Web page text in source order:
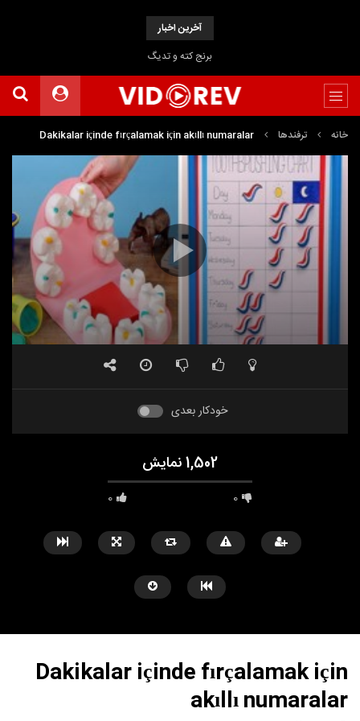
آخرین اخبار
برنج کته و تدیگ
خانه ترفندها Dakikalar içinde fırçalamak için akıllı numaralar
نمایشگر
ویدیو
Media error: Format(s) not supported or source(s) not found
دریافت پرونده:
https://www.uploadbag.com/ofiles/72b8cb1b9c0794ee7a7ccff7371c0831/Dakikalar-
i%C3%A7inde-f%C4%B1r%C3%A7alamak-i%C3%A7in-ak%C4%B1ll%C4%B1-numaralar.mp4
خودکار بعدی
1,502 نمایش
0 0
Dakikalar içinde fırçalamak için
akıllı numaralar